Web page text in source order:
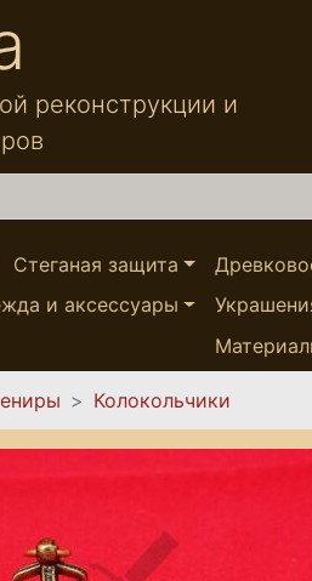
реконструкции и
Стеганая защита
и аксессуары
Колокольчики